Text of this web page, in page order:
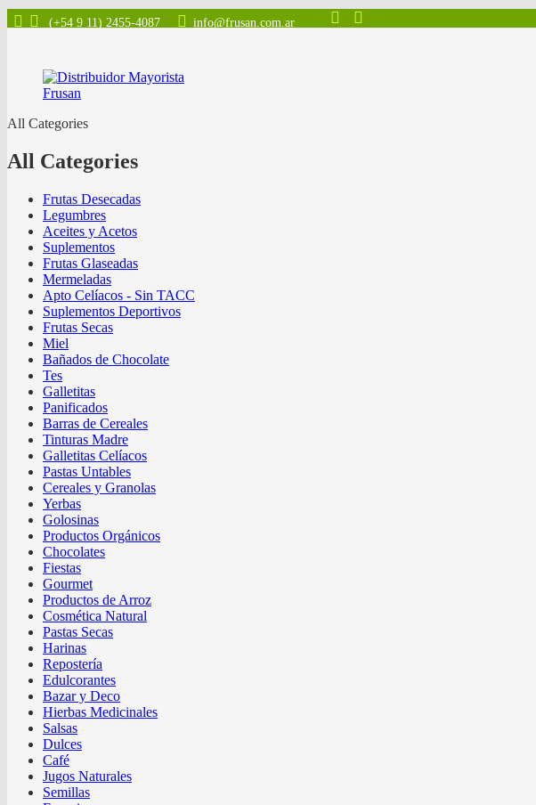
(+54 9 11) 2455-4087 info@frusan.com.ar
All Categories
All Categories
Frutas Desecadas
Legumbres
Aceites y Acetos
Suplementos
Frutas Glaseadas
Mermeladas
Apto Celíacos - Sin TACC
Suplementos Deportivos
Frutas Secas
Miel
Bañados de Chocolate
Tes
Galletitas
Panificados
Barras de Cereales
Tinturas Madre
Galletitas Celíacos
Pastas Untables
Cereales y Granolas
Yerbas
Golosinas
Productos Orgánicos
Chocolates
Fiestas
Gourmet
Productos de Arroz
Cosmética Natural
Pastas Secas
Harinas
Repostería
Edulcorantes
Bazar y Deco
Hierbas Medicinales
Salsas
Dulces
Café
Jugos Naturales
Semillas